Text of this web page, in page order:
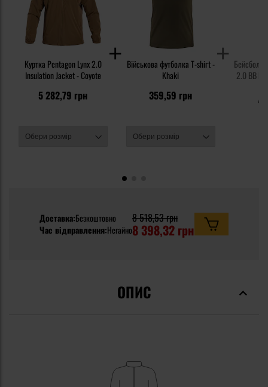
Куртка Pentagon Lynx 2.0
Insulation Jacket - Coyote
5 282,79 грн
Військова футболка T-shirt -
Khaki
359,59 грн
2.0 BB
Доставка:Безкоштовно
Час відправлення:Негайно
8 518,53 грн
8 398,32 грн
ОПИС